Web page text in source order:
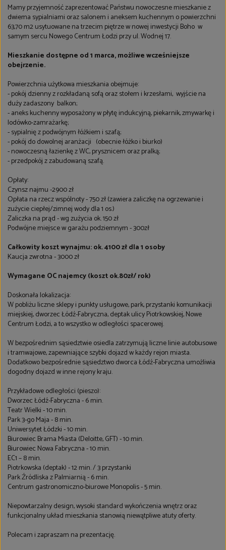
Mamy przyjemność zaprezentować Państwu nowoczesne mieszkanie z
dwiema sypialniami oraz salonem i aneksem kuchennym o powierzchni
63,70 m2 usytuowane na trzecim piętrze w nowej inwestycji Boho w
samym sercu Nowego Centrum Łodzi przy ul. Wodnej 17.
Mieszkanie dostępne od 1 marca, możliwe wcześniejsze
obejrzenie.
Powierzchnia użytkowa mieszkania obejmuje:
- pokój dzienny z rozkładaną sofą oraz stołem i krzesłami, wyjście na
duży zadaszony balkon;
- aneks kuchenny wyposażony w płytę indukcyjną, piekarnik, zmywarkę i
lodówko-zamrażarkę;
- sypialnię z podwójnym łóżkiem i szafą;
- pokój do dowolnej aranżacji (obecnie łóżko i biurko)
- nowoczesną łazienkę z WC, prysznicem oraz pralką;
- przedpokój z zabudowaną szafą.
Opłaty:
Czynsz najmu -2900 zł
Opłata na rzecz wspólnoty - 750 zł (zawiera zaliczkę na ogrzewanie i
zużycie ciepłej/zimnej wody dla 1 os.)
Zaliczka na prąd - wg zużycia ok. 150 zł
Podwójne miejsce w garażu podziemnym - 300zł
Całkowity koszt wynajmu: ok. 4100 zł dla 1 osoby
Kaucja zwrotna - 3000 zł
Wymagane OC najemcy (koszt ok.80zł/ rok)
Doskonała lokalizacja:
W pobliżu liczne sklepy i punkty usługowe, park, przystanki komunikacji
miejskiej, dworzec Łódź-Fabryczna, deptak ulicy Piotrkowskiej, Nowe
Centrum Łodzi, a to wszystko w odległości spacerowej.
W bezpośrednim sąsiedztwie osiedla zatrzymują liczne linie autobusowe
i tramwajowe, zapewniające szybki dojazd w każdy rejon miasta.
Dodatkowo bezpośrednie sąsiedztwo dworca Łódź-Fabryczna umożliwia
dogodny dojazd w inne rejony kraju.
Przykładowe odległości (pieszo):
Dworzec Łódź-Fabryczna - 6 min.
Teatr Wielki - 10 min.
Park 3-go Maja - 8 min.
Uniwersytet Łódzki - 10 min.
Biurowiec Brama Miasta (Deloitte, GFT) - 10 min.
Biurowiec Nowa Fabryczna - 10 min.
EC1 – 8 min.
Piotrkowska (deptak) - 12 min. / 3 przystanki
Park Źródliska z Palmiarnią - 6 min.
Centrum gastronomiczno-biurowe Monopolis - 5 min.
Niepowtarzalny design, wysoki standard wykończenia wnętrz oraz
funkcjonalny układ mieszkania stanowią niewątpliwe atuty oferty.
Polecam i zapraszam na prezentację.